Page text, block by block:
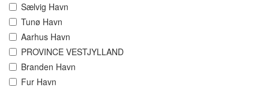
Sælvig Havn
Tunø Havn
Aarhus Havn
PROVINCE VESTJYLLAND
Branden Havn
Fur Havn